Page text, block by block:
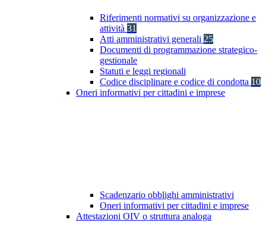
Riferimenti normativi su organizzazione e
attività 31
Atti amministrativi generali 25
Documenti di programmazione strategico-
gestionale
Statuti e leggi regionali
Codice disciplinare e codice di condotta 10
Oneri informativi per cittadini e imprese
Scadenzario obblighi amministrativi
Oneri informativi per cittadini e imprese
Attestazioni OIV o struttura analoga